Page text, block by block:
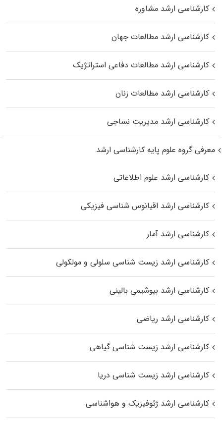
کارشناسی ارشد مشاوره
کارشناسی ارشد مطالعات جهان
کارشناسی ارشد مطالعات دفاعی استراتژیک
کارشناسی ارشد مطالعات زنان
کارشناسی ارشد مدیریت نساجی
معرفی گروه علوم پایه کارشناسی ارشد
کارشناسی ارشد علوم اطلاعاتی
کارشناسی ارشد اقیانوس‌ شناسی فیزیکی
کارشناسی ارشد آمار
کارشناسی ارشد زیست شناسی سلولی و مولکولی
کارشناسی ارشد بیوشیمی بالینی
کارشناسی ارشد ریاضی
کارشناسی ارشد زیست‌ شناسی گیاهی
کارشناسی ارشد زیست‌ شناسی دریا
کارشناسی ارشد ژئوفیزیک و هواشناسی